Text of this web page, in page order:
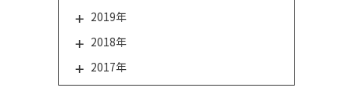
2019年
2018年
2017年